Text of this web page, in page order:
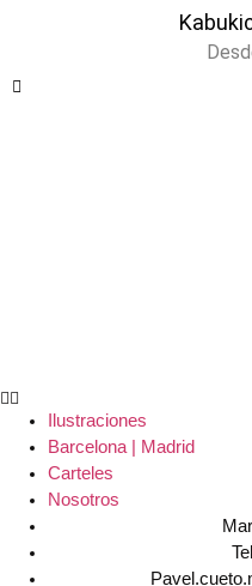
Ilustraciones
Barcelona | Madrid
Carteles
Nosotros